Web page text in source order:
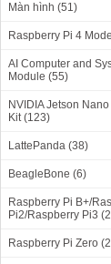
Màn hình (51)
Raspberry Pi 4
AI Computer and
Module (55)
NVIDIA Jetson
Kit (123)
LattePanda (38)
BeagleBone (6)
Raspberry Pi B+/
Pi2/Raspberry Pi3
Raspberry Pi Zero